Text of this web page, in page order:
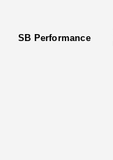
SB Performance